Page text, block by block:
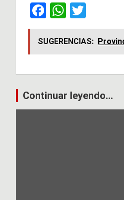
F
a
ce
b
o
o
k
W
h
at
s
A
p
p
wi
tt
er
SUGERENCIAS:
Navegación
Continuar leyendo...